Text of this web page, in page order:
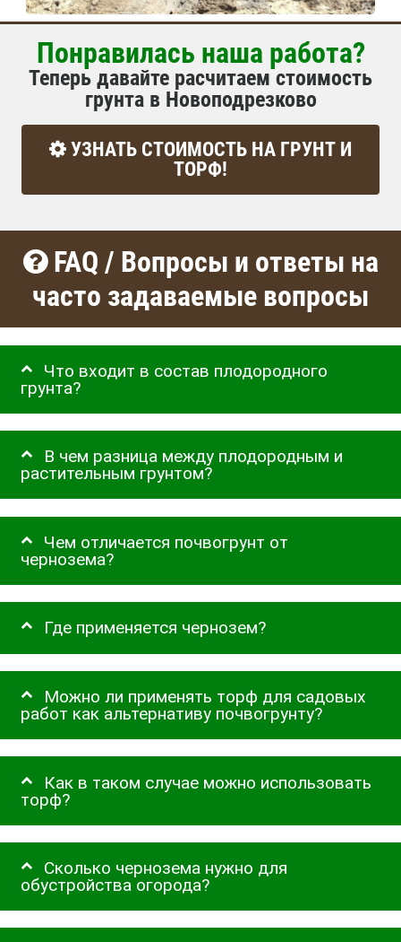
Понравилась наша работа?
Теперь давайте расчитаем стоимость
грунта в Новоподрезково
УЗНАТЬ СТОИМОСТЬ НА ГРУНТ И
ТОРФ!
FAQ / Вопросы и ответы на
часто задаваемые вопросы
Что входит в состав плодородного
грунта?
В чем разница между плодородным и
растительным грунтом?
Чем отличается почвогрунт от
чернозема?
Где применяется чернозем?
Можно ли применять торф для садовых
работ как альтернативу почвогрунту?
Как в таком случае можно использовать
торф?
Сколько чернозема нужно для
обустройства огорода?